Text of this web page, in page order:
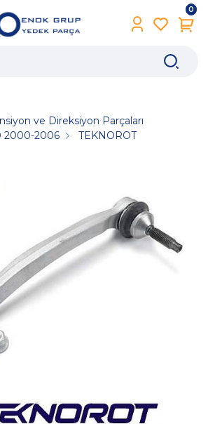
0
ve Direksiyon Parçaları
2000-2006
TEKNOROT